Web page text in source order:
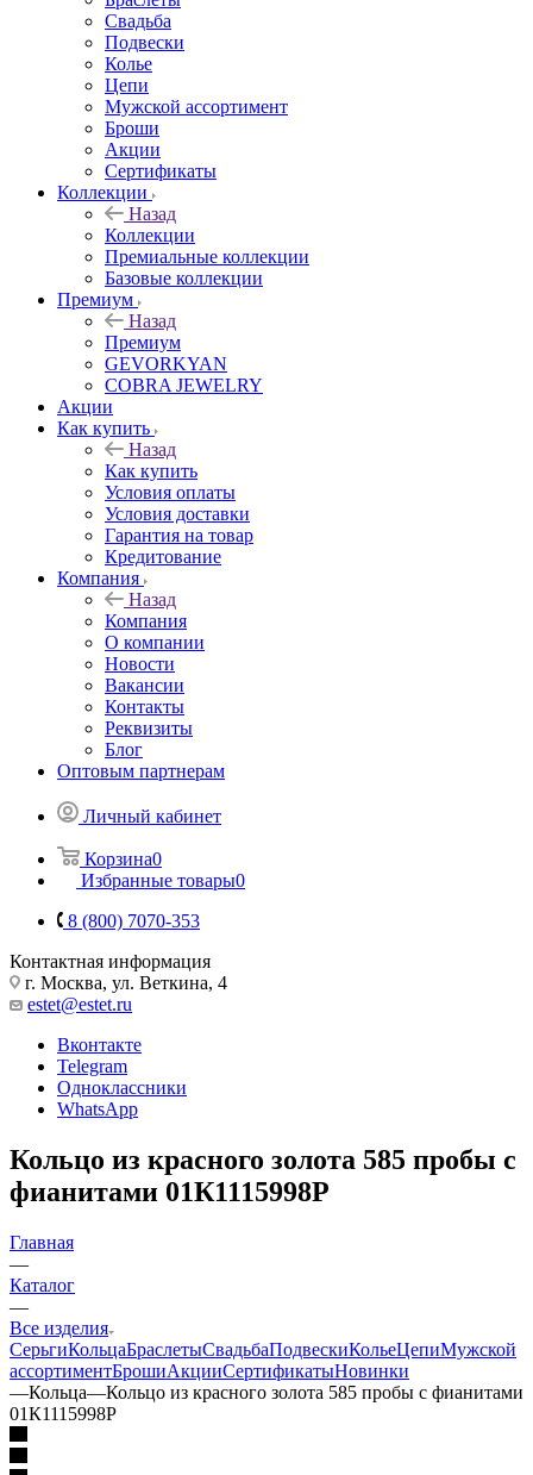
Свадьба
Подвески
Колье
Цепи
Мужской ассортимент
Броши
Акции
Сертификаты
Коллекции
Назад
Коллекции
Премиальные коллекции
Базовые коллекции
Премиум
Назад
Премиум
GEVORKYAN
COBRA JEWELRY
Акции
Как купить
Назад
Как купить
Условия оплаты
Условия доставки
Гарантия на товар
Кредитование
Компания
Назад
Компания
О компании
Новости
Вакансии
Контакты
Реквизиты
Блог
Оптовым партнерам
Личный кабинет
Корзина0
Избранные товары0
8 (800) 7070-353
Контактная информация
г. Москва, ул. Веткина, 4
estet@estet.ru
Вконтакте
Telegram
Одноклассники
WhatsApp
Кольцо из красного золота 585 пробы с
фианитами 01К1115998Р
Главная
—
Каталог
—
Все изделия
СерьгиКольцаБраслетыСвадьбаПодвескиКольеЦепиМужской
ассортиментБрошиАкцииСертификатыНовинки
—Кольца—Кольцо из красного золота 585 пробы с фианитами
01К1115998Р